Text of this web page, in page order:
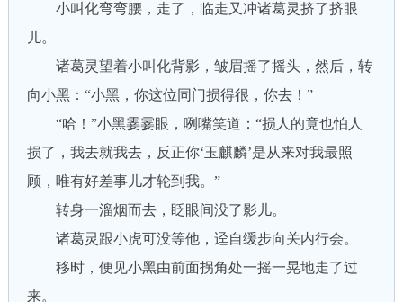
小叫化弯弯腰，走了，临走又冲诸葛灵挤了挤眼
儿。
诸葛灵望着小叫化背影，皱眉摇了摇头，然后，转
向小黑：“小黑，你这位同门损得很，你去！”
“哈！”小黑霎霎眼，咧嘴笑道：“损人的竟也怕人
损了，我去就我去，反正你‘玉麒麟’是从来对我最照
顾，唯有好差事儿才轮到我。”
转身一溜烟而去，眨眼间没了影儿。
诸葛灵跟小虎可没等他，迳自缓步向关内行会。
移时，便见小黑由前面拐角处一摇一晃地走了过
来。